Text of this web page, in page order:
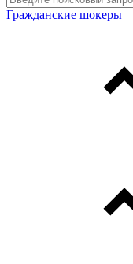
Гражданские шокеры